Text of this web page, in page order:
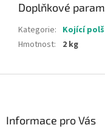
Doplňkové
Kategorie: Kojící
Hmotnost: 2 kg
Informace pro Vás